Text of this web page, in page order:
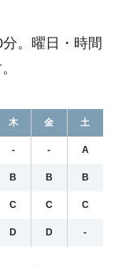
。曜日・時間
木 金 土
- - A
B B B
C C C
D D -